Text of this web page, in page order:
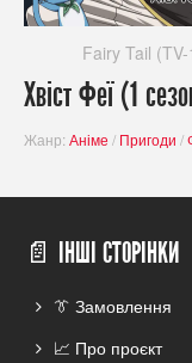
Fairy Tail (TV-
Жанр: Аніме / Пригоди /
📄 ІНШІ СТОРІНКИ
👔 Замовлення
📈 Про проєкт